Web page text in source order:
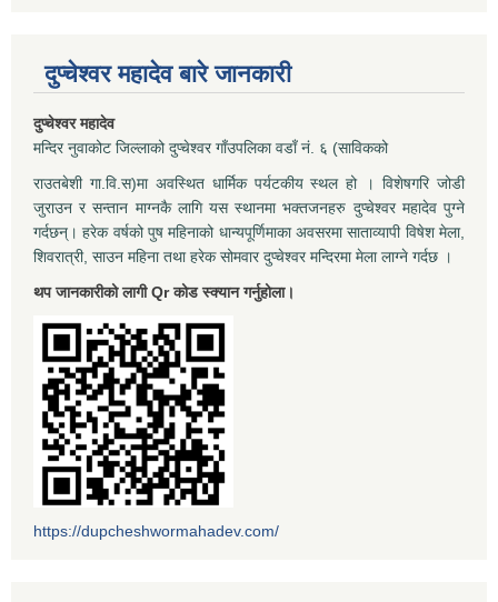
दुप्चेश्वर महादेव बारे जानकारी
दुप्चेश्वर महादेव
मन्दिर नुवाकोट जिल्लाको दुप्चेश्वर गाँउपलिका वडाँ नं. ६ (साविकको
राउतबेशी गा.वि.स)मा अवस्थित धार्मिक पर्यटकीय स्थल हो । विशेषगरि जोडी
जुराउन र सन्तान माग्नकै लागि यस स्थानमा भक्तजनहरु दुप्चेश्वर महादेव पुग्ने
गर्दछन्। हरेक वर्षको पुष महिनाको धान्यपूर्णिमाका अवसरमा साताव्यापी विषेश मेला,
शिवरात्री, साउन महिना तथा हरेक सोमवार दुप्चेश्वर मन्दिरमा मेला लाग्ने गर्दछ ।
थप जानकारीको लागी Qr कोड स्क्यान गर्नुहोला।
https://dupcheshwormahadev.com/